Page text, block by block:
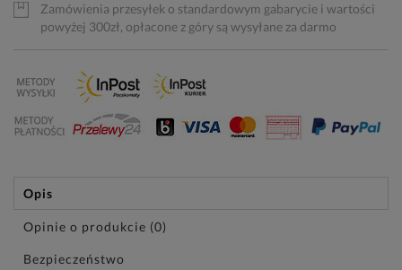
Zamówienia przesyłek o standardowym gabarycie i wartości
powyżej 300zł, opłacone z góry są wysyłane za darmo
Opis
Opinie o produkcie (0)
Bezpieczeństwo